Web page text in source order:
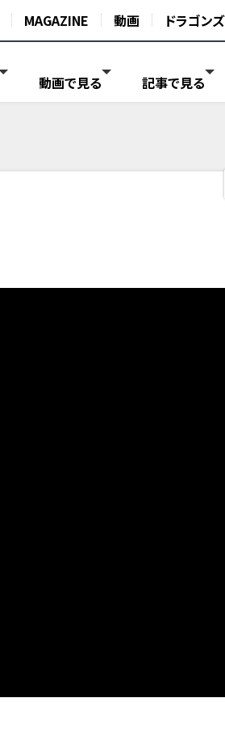
MAGAZINE 動画 ドラゴンズ
動画で見る 記事で見る